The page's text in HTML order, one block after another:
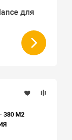
для
380 М2